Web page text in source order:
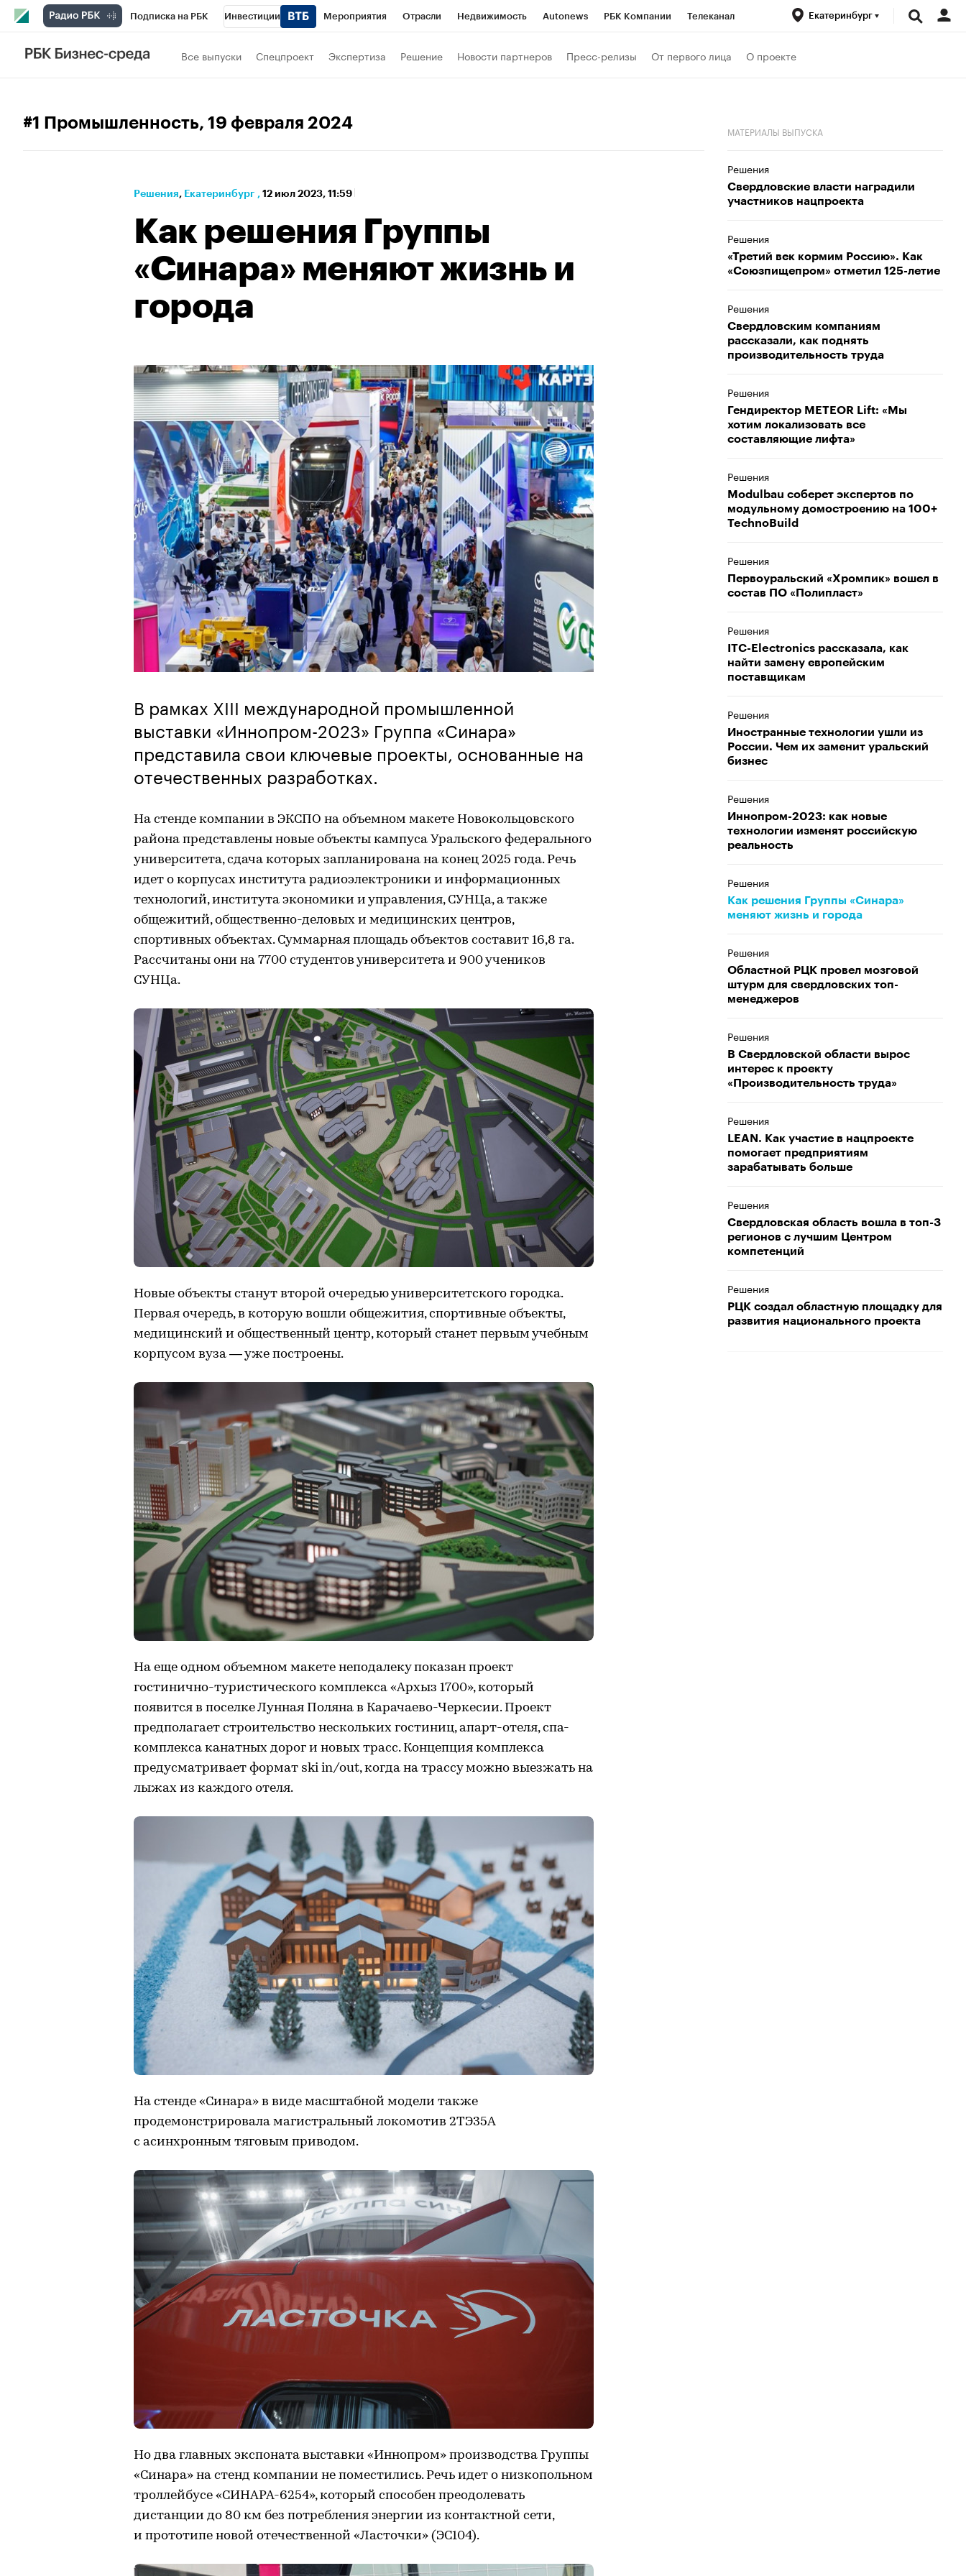
Подписка на РБК Инвестиции Мероприятия Отрасли Недвижимость Autonews РБК Компании Телеканал
РБК Вино
Екатеринбург
Все выпуски Спецпроект Экспертиза Решение Новости партнеров Пресс-релизы От первого лица О проекте
#1 Промышленность, 19 февраля 2024
Решения⁠, Екатеринбург , 12 июл 2023, 11:59
Как решения Группы
«Синара» меняют жизнь и
города
В рамках XIII международной промышленной
выставки «Иннопром-2023» Группа «Синара»
представила свои ключевые проекты, основанные на
отечественных разработках.
На стенде компании в ЭКСПО на объемном макете Новокольцовского
района представлены новые объекты кампуса Уральского федерального
университета, сдача которых запланирована на конец 2025 года. Речь
идет о корпусах института радиоэлектроники и информационных
технологий, института экономики и управления, СУНЦа, а также
общежитий, общественно-деловых и медицинских центров,
спортивных объектах. Суммарная площадь объектов составит 16,8 га.
Рассчитаны они на 7700 студентов университета и 900 учеников
СУНЦа.
Новые объекты станут второй очередью университетского городка.
Первая очередь, в которую вошли общежития, спортивные объекты,
медицинский и общественный центр, который станет первым учебным
корпусом вуза — уже построены.
На еще одном объемном макете неподалеку показан проект
гостинично-туристического комплекса «Архыз 1700», который
появится в поселке Лунная Поляна в Карачаево-Черкесии. Проект
предполагает строительство нескольких гостиниц, апарт-отеля, спа-
комплекса канатных дорог и новых трасс. Концепция комплекса
предусматривает формат ski in/out, когда на трассу можно выезжать на
лыжах из каждого отеля.
На стенде «Синара» в виде масштабной модели также
продемонстрировала магистральный локомотив 2ТЭ35А
с асинхронным тяговым приводом.
Но два главных экспоната выставки «Иннопром» производства Группы
«Синара» на стенд компании не поместились. Речь идет о низкопольном
троллейбусе «СИНАРА-6254», который способен преодолевать
дистанции до 80 км без потребления энергии из контактной сети,
и прототипе новой отечественной «Ласточки» (ЭС104).
МАТЕРИАЛЫ ВЫПУСКА
Решения
Свердловские власти наградили
участников нацпроекта
Решения
«Третий век кормим Россию». Как
«Союзпищепром» отметил 125-летие
Решения
Свердловским компаниям
рассказали, как поднять
производительность труда
Решения
Гендиректор METEOR Lift: «Мы
хотим локализовать все
составляющие лифта»
Решения
Modulbau соберет экспертов по
модульному домостроению на 100+
TechnoBuild
Решения
Первоуральский «Хромпик» вошел в
состав ПО «Полипласт»
Решения
ITC-Electronics рассказала, как
найти замену европейским
поставщикам
Решения
Иностранные технологии ушли из
России. Чем их заменит уральский
бизнес
Решения
Иннопром-2023: как новые
технологии изменят российскую
реальность
Решения
Как решения Группы «Синара»
меняют жизнь и города
Решения
Областной РЦК провел мозговой
штурм для свердловских топ-
менеджеров
Решения
В Свердловской области вырос
интерес к проекту
«Производительность труда»
Решения
LEAN. Как участие в нацпроекте
помогает предприятиям
зарабатывать больше
Решения
Свердловская область вошла в топ-3
регионов с лучшим Центром
компетенций
Решения
РЦК создал областную площадку для
развития национального проекта